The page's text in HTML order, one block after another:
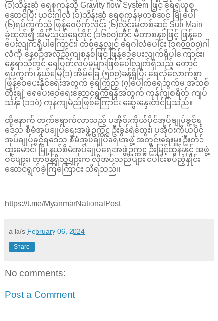
(၁)သိန်းဆံ့ ရေစုကန်သို့ Gravity flow System ဖြင့် ရေရယူစု
ဆောင်ပြီး ယင်းဂါလံ (၁)သိန်းဆံ့ ရေစုကန်မှတစ်ဆင့် မြို့ပေါ်
(၆)ရပ်ကွက်သို့ ဖြန့်ဝေပိုက်လိုင်း (၆)လိုင်းမှတစ်ဆင့် Sub Main
ခွဲထုတ်၍ အိမ်သွယ်ရေတိုင် (၁၆၀၀)တိုင် မီတာစနစ်ဖြင့် ဖြန့်ဝေ
ပေးလျက်ရှိပါကြောင်း၊ တစ်နေ့လျှင် ရေဂါလံပေါင်း (၁၈၀၀၀၀)ဂါ
လံကို နေ့စဉ်အလှည့်ကျစနစ်ဖြင့် ဖြန့်ဝေပေးလျက်ရှိပါကြောင်း၊
နွေရာသီတွင် ရေပြတ်လပ်မှုများဖြစ်ပေါ်လျက်ရှိသည့် တောင်
ရပ်ကွက်၊ နယ်မြေ(၁) အိမ်ခြေ (၅၀၀)ခန့်ရှိပြီး ရေလုံလောက်စွာ
ဖြန့်ဝေပေးနိုင်ရေးအတွက် ရေကြည် (၇)ပေါက်ရေထွက်မှ အသစ်
တိုးချဲ့ ရေပေးဝေရေးဆောင်ရွက်ရန်အတွက် ကုန်ကျစရိတ် ကျပ်
သန်း (၁၁၀) ကုန်ကျမည်ဖြစ်ကြောင်း ဆွေးနွေးတင်ပြသည်။
ထို့နောက် တက်ရောက်လာသည့် ပအိုဝ်းကိုယ်ပိုင်အုပ်ချုပ်ခွင့်ရ
ဒေသ စီမံအုပ်ချုပ်ရေးအဖွဲ့ဥက္ကဋ္ဌ ဦးခွန်ရဲထွေး၊ ပအိုဝ်းကိုယ်ပိုင်
အုပ်ချုပ်ခွင့်ရဒေသ စီမံအုပ်ချုပ်ရေးအဖွဲ့ အတွင်းရေးမှူး ဦးတင်
ထူးမောင်၊ မြို့နယ်စီမံအုပ်ချုပ်ရေးအဖွဲ့ဥက္ကဋ္ဌ ဦးမြင့်ထွန်းနှင့် အဖွဲ့
ဝင်များ၊ တာဝန်ရှိသူများက လိုအပ်သည်များ ပေါင်းစပ်ညှိနှိုင်း
ဆောင်ရွက်ခဲ့ကြကြောင်း သိရသည်။
https://t.me/MyanmarNationalPost
a la/s February 06, 2024
Share
No comments:
Post a Comment